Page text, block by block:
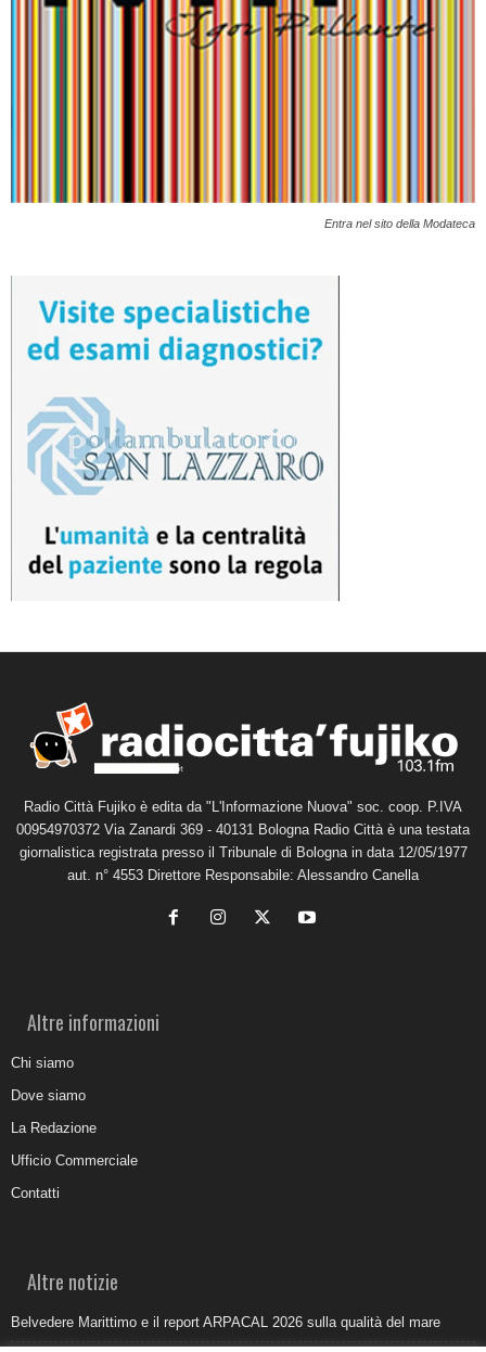
Entra nel sito della Modateca
Radio Città Fujiko è edita da "L'Informazione Nuova" soc. coop. P.IVA
00954970372 Via Zanardi 369 - 40131 Bologna Radio Città è una testata
giornalistica registrata presso il Tribunale di Bologna in data 12/05/1977
aut. n° 4553 Direttore Responsabile: Alessandro Canella
Altre informazioni
Chi siamo
Dove siamo
La Redazione
Ufficio Commerciale
Contatti
Altre notizie
Belvedere Marittimo e il report ARPACAL 2026 sulla qualità del mare